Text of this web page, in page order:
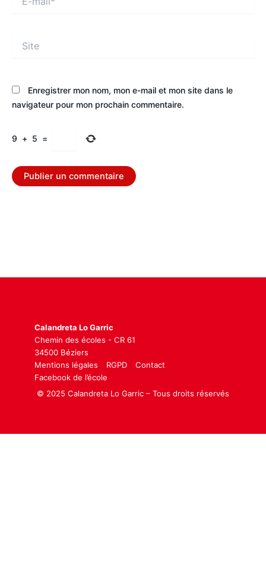
mail*
Enregistrer mon nom, mon e-mail et mon site dans le
navigateur pour mon prochain commentaire.
9 + 5 =
Calandreta Lo Garric
Chemin des écoles - CR 61
34500 Béziers
Mentions légales
RGPD
Contact
Facebook de l’école
© 2025 Calandreta Lo Garric – Tous droits réservés